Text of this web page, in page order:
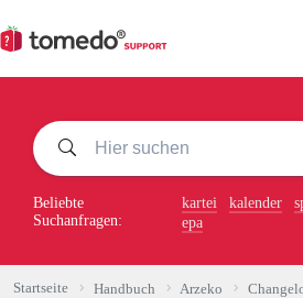
Inhalt
springen
Beliebte
Suchanfragen:
kartei kalender
epa
Startseite Handbuch Arzeko